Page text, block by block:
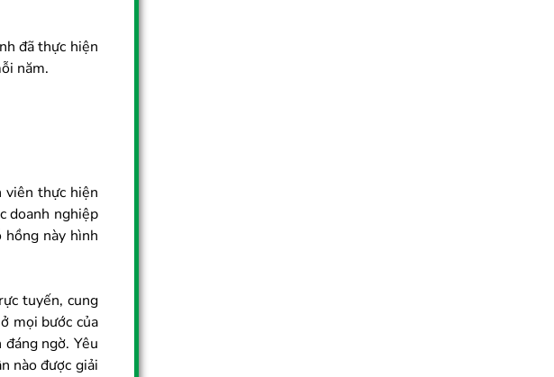
đã thực hiện
năm.
viên thực hiện
doanh nghiệp
này hình
tuyến, cung
mọi bước của
ngờ. Yêu
nào được giải